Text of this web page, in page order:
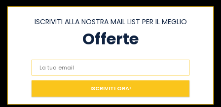
ISCRIVITI ALLA NOSTRA MAIL LIST PER IL MEGLIO
Offerte